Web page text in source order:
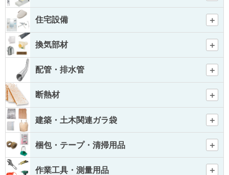
住宅設備
換気部材
配管・排水管
断熱材
建築・土木関連ガラ袋
梱包・テープ・清掃用品
作業工具・測量用品